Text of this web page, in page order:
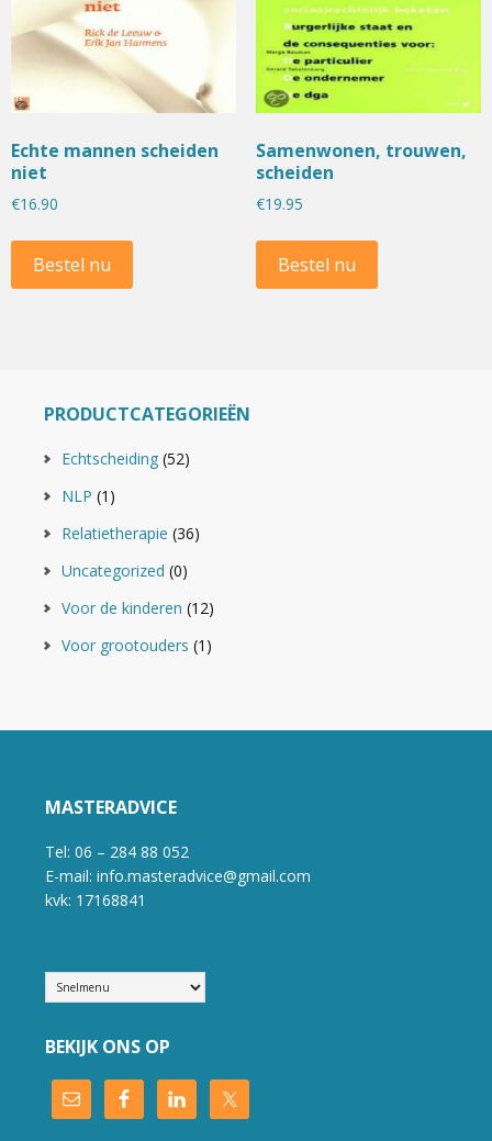
Echte mannen scheiden
niet
€16.90
Bestel nu
Samenwonen, trouwen,
scheiden
€19.95
Bestel nu
PRODUCTCATEGORIEËN
Echtscheiding (52)
NLP (1)
Relatietherapie (36)
Uncategorized (0)
Voor de kinderen (12)
Voor grootouders (1)
MASTERADVICE
Tel: 06 – 284 88 052
E-mail: info.masteradvice@gmail.com
kvk: 17168841
BEKIJK ONS OP